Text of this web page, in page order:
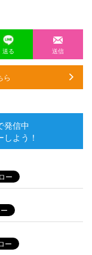
送る 送信
ら
発信中
よう！